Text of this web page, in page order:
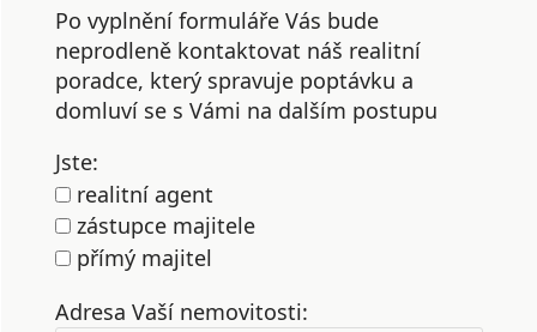
Po vyplnění formuláře Vás bude
neprodleně kontaktovat náš realitní
poradce, který spravuje poptávku a
domluví se s Vámi na dalším postupu
Jste:
realitní agent
zástupce majitele
přímý majitel
Adresa Vaší nemovitosti: